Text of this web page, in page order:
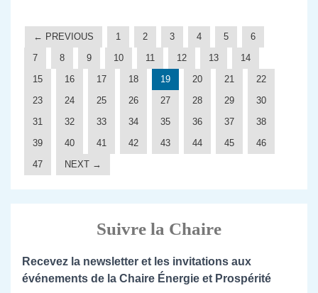
← PREVIOUS 1 2 3 4 5
6
7
8 9 10 11 12 13
14
15
16 17 18 19 20 21
22
23
24 25 26 27 28 29
30
31
32 33 34 35 36 37
38
39
40 41 42 43 44 45
46
47
NEXT →
Suivre la Chaire
Recevez la newsletter et les invitations aux
événements de la Chaire Énergie et Prospérité